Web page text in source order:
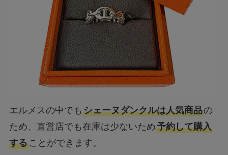
エルメスの中でも シェーヌダンクルは人気商品の
ため、直営店でも在庫は少ないため予約して購入
することができます。